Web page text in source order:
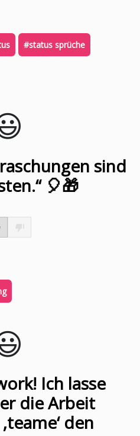
#status sprüche
sind
🎈🎁
Ich lasse
die Arbeit
den